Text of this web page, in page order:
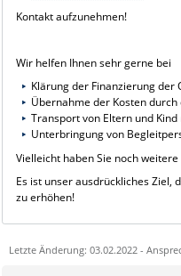
Kontakt aufzunehmen!
Wir helfen Ihnen sehr gerne bei
Klärung der Finanzierung
Übernahme der Kosten durch
Transport von Eltern und
Unterbringung von
Vielleicht haben Sie noch weitere
Es ist unser ausdrückliches Ziel,
zu erhöhen!
Letzte Änderung: 03.02.2022 -